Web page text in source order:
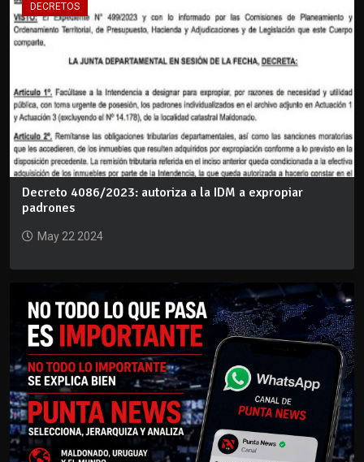
DECRETOS
Decreto 4086/2023: autoriza a la IDM a expropiar
padrones
May 22 2024